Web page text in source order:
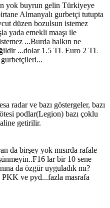
yok buyrun gelin Türkiyeye
Almanyalı gurbetçi tutupta
düzen bozulsun istemez
yada emekli maaşı ile
...Burda halkın ne
...dolar 1.5 TL Euro 2 TL
radar ve bazı göstergeler, bazı
podlar(Legion) bazı çoklu
getirilir.
da birşey yok mısırda rafale
lar bir 10 sene
da özgür uyguladık mı?
PKK ve pyd...fazla masrafa